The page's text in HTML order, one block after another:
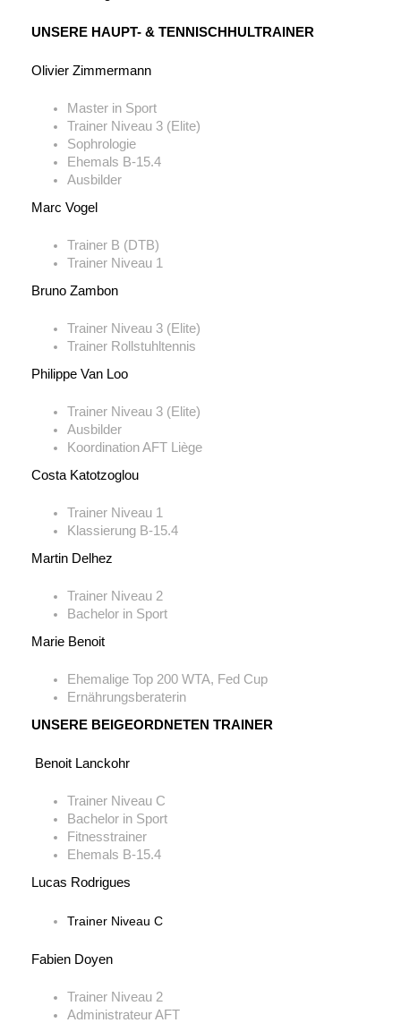
UNSERE HAUPT- & TENNISCHHULTRAINER
Olivier Zimmermann
Master in Sport
Trainer Niveau 3 (Elite)
Sophrologie
Ehemals B-15.4
Ausbilder
Marc Vogel
Trainer B (DTB)
Trainer Niveau 1
Bruno Zambon
Trainer Niveau 3 (Elite)
Trainer Rollstuhltennis
Philippe Van Loo
Trainer Niveau 3 (Elite)
Ausbilder
Koordination AFT Liège
Costa Katotzoglou
Trainer Niveau 1
Klassierung B-15.4
Martin Delhez
Trainer Niveau 2
Bachelor in Sport
Marie Benoit
Ehemalige Top 200 WTA, Fed Cup
Ernährungsberaterin
UNSERE BEIGEORDNETEN TRAINER
Benoit Lanckohr
Trainer Niveau C
Bachelor in Sport
Fitnesstrainer
Ehemals B-15.4
Lucas Rodrigues
Trainer Niveau C
Fabien Doyen
Trainer Niveau 2
Administrateur AFT